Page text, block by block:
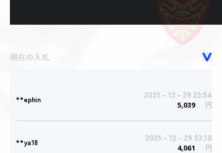
現在の入札
**ephin 2025 - 12 - 29 23:54
5,039 円
**ya18 2025 - 12 - 29 23:18
4,061 円